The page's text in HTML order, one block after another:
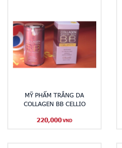
MỸ PHẨM TRẮNG DA
COLLAGEN BB CELLIO
220,000 VND